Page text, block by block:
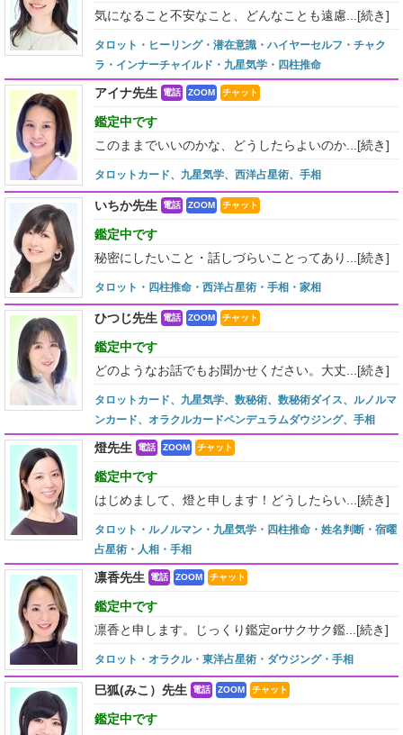
気になること不安なこと、どんなことも遠慮... [続き]
タロット・ヒーリング・潜在意識・ハイヤーセルフ・チャク
ラ・インナーチャイルド・九星気学・四柱推命
アイナ先生 電話 ZOOM チャット
鑑定中です
このままでいいのかな、どうしたらよいのか... [続き]
タロットカード、九星気学、西洋占星術、手相
いちか先生 電話 ZOOM チャット
鑑定中です
秘密にしたいこと・話しづらいことってあり... [続き]
タロット・四柱推命・西洋占星術・手相・家相
ひつじ先生 電話 ZOOM チャット
鑑定中です
どのようなお話でもお聞かせください。大丈... [続き]
タロットカード、九星気学、数秘術、数秘術ダイス、ルノルマ
ンカード、オラクルカードペンデュラムダウジング、手相
燈先生 電話 ZOOM チャット
鑑定中です
はじめまして、燈と申します！どうしたらい... [続き]
タロット・ルノルマン・九星気学・四柱推命・姓名判断・宿曜
占星術・人相・手相
凛香先生 電話 ZOOM チャット
鑑定中です
凛香と申します。じっくり鑑定orサクサク鑑... [続き]
タロット・オラクル・東洋占星術・ダウジング・手相
巳狐(みこ）先生 電話 ZOOM チャット
鑑定中です